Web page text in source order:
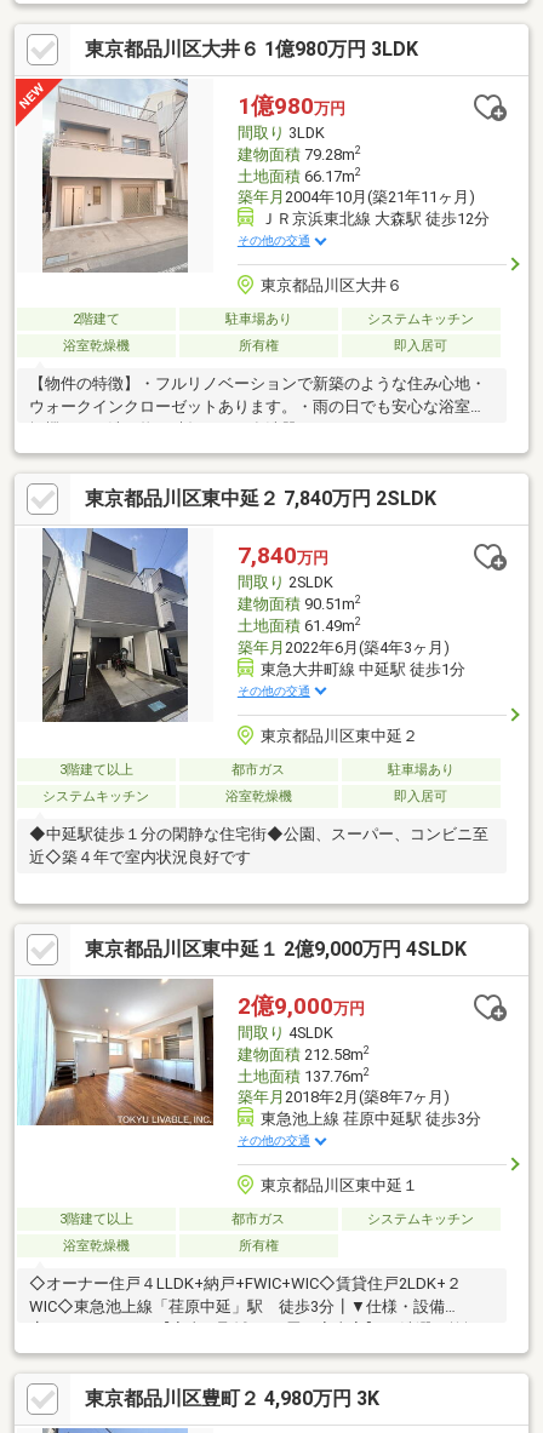
くお伝えします！定休日なし、当日のご内覧（ご対応）も承りま
す！弊社独自のお得な「平日会員制度」あり！19時以降のご案
内・スキマ時間でのご案内もお気軽にお申し付けください。＊＊
個人事業主の方や会社経営者の方など住宅ローンにご不安がある
方＊＊弊社には専属のファイナンシャルプランナーが在籍してお
ります。まずはご相談を。
東京都品川区大井６ 1億980万円 3LDK
1億980万円
間取り 3LDK
建物面積79.28m2
土地面積66.17m2
築年月 2004年10月(築21年11ヶ月)
ＪＲ京浜東北線 大森駅 徒歩12分
その他の交通
東京都品川区大井６
2階建て 駐車場あり
システムキッチン
浴室乾燥機
所有権 即入居可
【物件の特徴】・フルリノベーションで新築のような住み心地・
ウォークインクローゼットあります。・雨の日でも安心な浴室乾
◆◇◆◇◆◇◆◇◆◇◆◇◆◇◆◇◆◇◆◇◆◇◆◇◆◇い
つでもご内覧可能ですのでお気軽にお問い合わせください◎
東京都品川区東中延２ 7,840万円 2SLDK
7,840万円
間取り 2SLDK
建物面積90.51m2
土地面積61.49m2
築年月 2022年6月(築4年3ヶ月)
東急大井町線 中延駅 徒歩1分
その他の交通
東京都品川区東中延２
3階建て以上 都市ガス
駐車場あり
システムキッチン
浴室乾燥機 即入居可
◆中延駅徒歩１分の閑静な住宅街◆公園、スーパー、コンビニ至
近◇築４年で室内状況良好です
東京都品川区東中延１ 2億9,000万円 4SLDK
2億9,000万円
間取り 4SLDK
建物面積212.58m2
土地面積137.76m2
築年月 2018年2月(築8年7ヶ月)
東急池上線 荏原中延駅 徒歩3分
その他の交通
東京都品川区東中延１
3階建て以上 都市ガス
システムキッチン
浴室乾燥機
所有権
◇オーナー住戸４LLDK+納戸+FWIC+WIC◇賃貸住戸2LDK+２
WIC◇東急池上線「荏原中延」駅 徒歩3分┃▼仕様・設備
アイロン掛けを完備できる独立スペース【趣味と憩いのサブリビ
ング】 3階中央の7.3畳スペース【愛犬家垂涎のスペース】 階
段下のデッドスペースを「愛犬の城」へ【FWIC・WIC】 大型フ
ァミリークローゼット【高セキュリティ・スマートロック】
東京都品川区豊町２ 4,980万円 3K